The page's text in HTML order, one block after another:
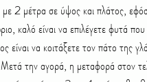
2 μέτρα σε ύψος και πλάτος,
καλό είναι να επιλέγετε φυτά
να κοιτάξετε τον πάτο της
την αγορά, η μεταφορά στον